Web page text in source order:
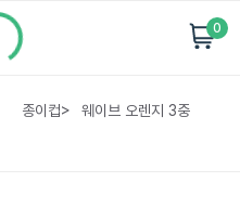
0
종이컵>
웨이브 오렌지 3중